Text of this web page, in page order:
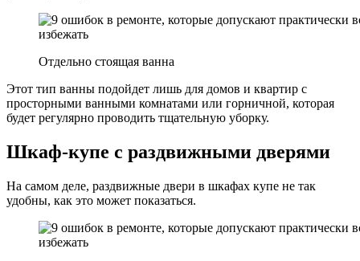
Отдельно стоящая ванна
Этот тип ванны подойдет лишь для домов и квартир с
просторными ванными комнатами или горничной, которая
будет регулярно проводить тщательную уборку.
Шкаф-купе с раздвижными дверями
На самом деле, раздвижные двери в шкафах купе не так
удобны, как это может показаться.